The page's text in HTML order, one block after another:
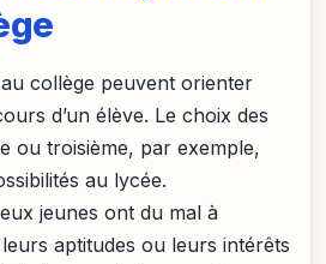
collège peuvent orienter
d’un élève. Le choix des
ou troisième, par exemple,
au lycée.
jeunes ont du mal à
aptitudes ou leurs intérêts